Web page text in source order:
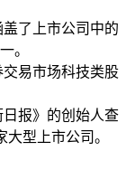
盖了上市公司中的
。
易市场科技类股
报》的创始人查
型上市公司。